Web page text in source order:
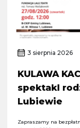
3 sierpnia 2026
KULAWA
spektakl
Lubiewie
Zapraszamy na